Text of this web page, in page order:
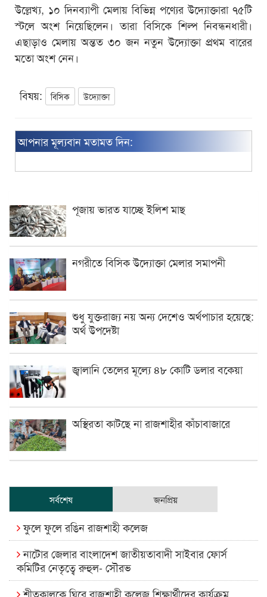
উল্লেখ্য, ১০ দিনব্যাপী মেলায় বিভিন্ন পণ্যের উদ্যোক্তারা ৭৫টি
স্টলে অংশ নিয়েছিলেন। তারা বিসিকে শিল্প নিবন্ধনধারী।
এছাড়াও মেলায় অন্তত ৩০ জন নতুন উদ্যোক্তা প্রথম বারের
মতো অংশ নেন।
বিষয়: বিসিক উদ্যোক্তা
আপনার মূল্যবান মতামত দিন:
পূজায় ভারত যাচ্ছে ইলিশ মাছ
নগরীতে বিসিক উদ্যোক্তা মেলার সমাপনী
শুধু যুক্তরাজ্য নয় অন্য দেশেও অর্থপাচার হয়েছে:
অর্থ উপদেষ্টা
জ্বালানি তেলের মূল্যে ৪৮ কোটি ডলার বকেয়া
অস্থিরতা কাটছে না রাজশাহীর কাঁচাবাজারে
সর্বশেষ জনপ্রিয়
ফুলে ফুলে রঙিন রাজশাহী কলেজ
নাটোর জেলার বাংলাদেশ জাতীয়তাবাদী সাইবার ফোর্স
কমিটির নেতৃত্বে রুহুল- সৌরভ
শীতকালকে ঘিরে রাজশাহী কলেজ শিক্ষার্থীদের কার্যক্রম